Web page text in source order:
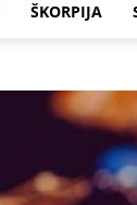
ŠKORPIJA